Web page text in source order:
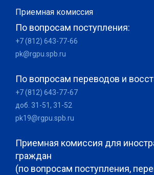
Приемная комиссия
По вопросам поступления:
+7 (812) 643-77-66
pk@rgpu.spb.ru
По вопросам переводов и
+7 (812) 643-77-67
доб. 31-51, 31-52
pk19@rgpu.spb.ru
Приемная комиссия для
граждан
(по вопросам поступления,